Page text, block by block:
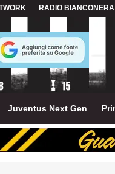
RADIO BIANCONERA
Juventus Next Gen